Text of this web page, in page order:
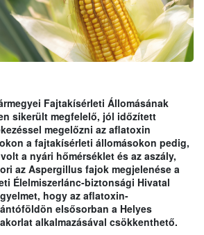
Fajtakísérleti Állomásának
sikerült megfelelő, jól időzített
megelőzni az aflatoxin
a fajtakísérleti állomásokon pedig,
a nyári hőmérséklet és az aszály,
az Aspergillus fajok megjelenése a
Élelmiszerlánc-biztonsági Hivatal
hogy az aflatoxin-
elsősorban a Helyes
alkalmazásával csökkenthető.